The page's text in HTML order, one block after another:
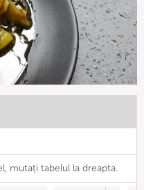
mutați tabelul la dreapta.